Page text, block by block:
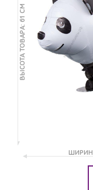
ВЫСОТА ТОВАРА: 61 СМ